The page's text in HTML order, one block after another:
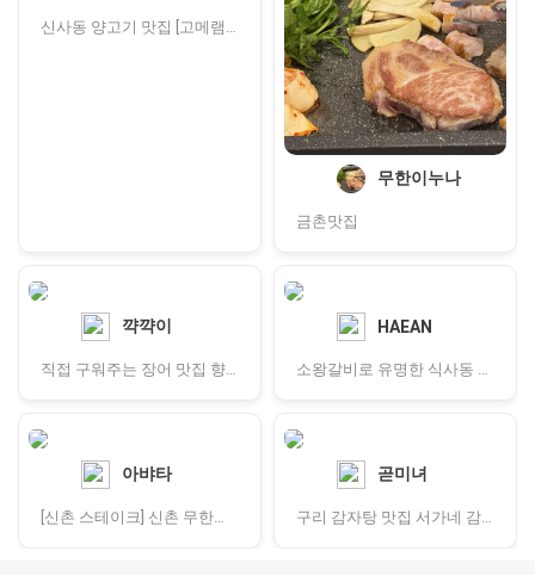
무한이누나
금촌맛집
꺅꺅이 HAEAN
아뱌타 곧미녀